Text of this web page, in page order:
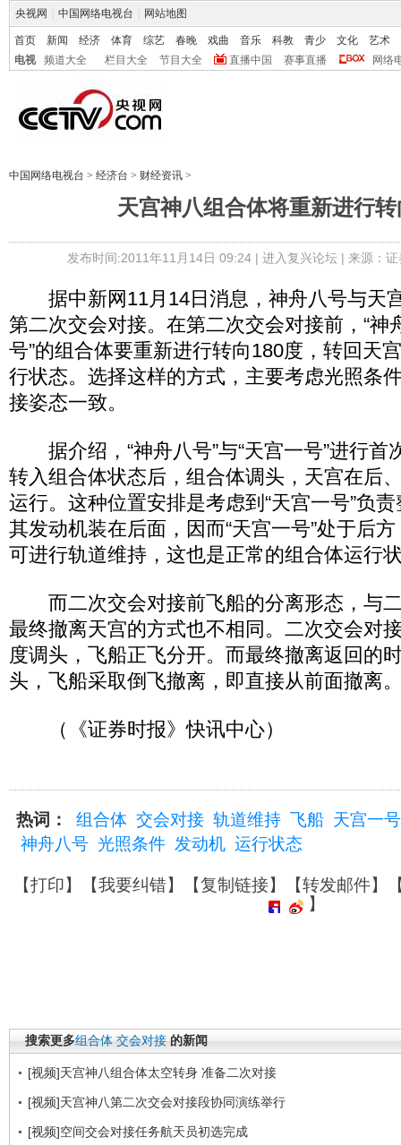
央视网 中国网络电视台 网站地图
首页 新闻 经济 体育 综艺 春晚 戏曲 音乐 科教 青少 文化
艺术
电视
频道大全 栏目大全 节目大全 直播中国 赛事直播 网络
中国网络电视台 > 经济台 > 财经资讯 >
天宫神八组合体将重新进行转
发布时间:2011年11月14日 09:24 | 进入复兴论坛| 来源：
据中新网11月14日消息，神舟八号与天
第二次交会对接。在第二次交会对接前，“神
号”的组合体要重新进行转向180度，转回天
行状态。选择这样的方式，主要考虑光照条
接姿态一致。
据介绍，“神舟八号”与“天宫一号”进行首
转入组合体状态后，组合体调头，天宫在后
运行。这种位置安排是考虑到“天宫一号”负
其发动机装在后面，因而“天宫一号”处于后
可进行轨道维持，这也是正常的组合体运行
而二次交会对接前飞船的分离形态，与
最终撤离天宫的方式也不相同。二次交会对
度调头，飞船正飞分开。而最终撤离返回的
头，飞船采取倒飞撤离，即直接从前面撤离
（《证券时报》快讯中心）
热词： 组合体 交会对接 轨道维持 飞船 天宫一号
神舟八号 光照条件 发动机 运行状态
【打印】【我要纠错】【复制链接】【转发邮件】
】
搜索更多组合体 交会对接 的新闻
[视频]天宫神八组合体太空转身 准备二次对接
[视频]天宫神八第二次交会对接段协同演练举行
[视频]空间交会对接任务航天员初选完成